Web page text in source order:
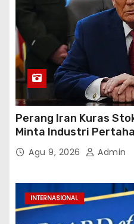
Perang Iran Kuras
Minta Industri
dalam 21 Hari
Agu 9, 2026 Admin
INTERNASIONAL